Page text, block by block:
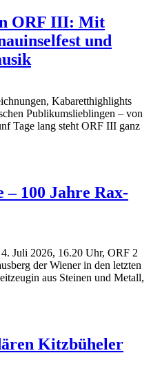
ORF III: Mit
und
Kabaretthighlights
Publikumslieblingen – von
Tage lang steht ORF III ganz
100 Jahre Rax-
Juli 2026, 16.20 Uhr, ORF 2
der Wiener in den letzten
aus Steinen und Metall,
Kitzbüheler